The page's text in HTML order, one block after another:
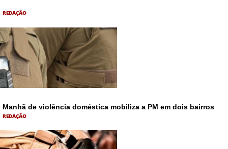
REDAÇÃO
Manhã de violência doméstica mobiliza a PM em dois bairros
REDAÇÃO